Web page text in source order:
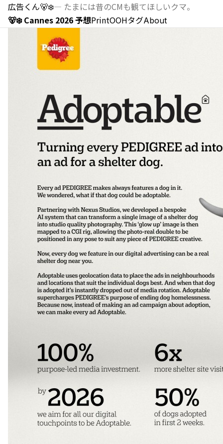
広告くん🐻‍❄️— たまには昔のCMも観てほしいクマ。
🐻‍❄️ Cannes 2026 予想PrintOOHタグAbout